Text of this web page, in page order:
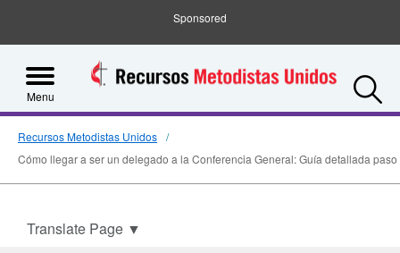
Sponsored
Menu
Recursos Metodistas Unidos
Cómo llegar a ser un delegado a la Conferencia General: Guía detallada
Translate Page ▼